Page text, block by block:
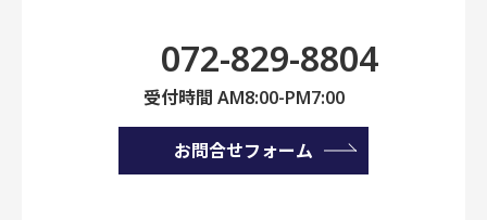
072-829-8804
受付時間 AM8:00-PM7:00
お問合せフォーム